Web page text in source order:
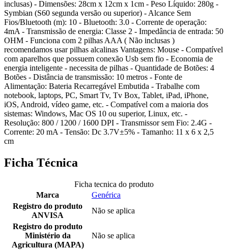
inclusas) - Dimensões: 28cm x 12cm x 1cm - Peso Líquido: 280g -
Symbian (S60 segunda versão ou superior) - Alcance Sem
Fios/Bluetooth (m): 10 - Bluetooth: 3.0 - Corrente de operação:
4mA - Transmissão de energia: Classe 2 - Impedância de entrada: 50
OHM - Funciona com 2 pilhas AAA ( Não inclusas )
recomendamos usar pilhas alcalinas Vantagens: Mouse - Compatível
com aparelhos que possuem conexão Usb sem fio - Economia de
energia inteligente - necessita de pilhas - Quantidade de Botões: 4
Botões - Distância de transmissão: 10 metros - Fonte de
Alimentação: Bateria Recarregável Embutida - Trabalhe com
notebook, laptops, PC, Smart Tv, Tv Box, Tablet, iPad, iPhone,
iOS, Android, vídeo game, etc. - Compatível com a maioria dos
sistemas: Windows, Mac OS 10 ou superior, Linux, etc. -
Resolução: 800 / 1200 / 1600 DPI - Transmissor sem Fio: 2.4G -
Corrente: 20 mA - Tensão: Dc 3.7V±5% - Tamanho: 11 x 6 x 2,5
cm
Ficha Técnica
Ficha tecnica do produto
Marca
Genérica
Registro do produto
ANVISA
Não se aplica
Registro do produto
Ministério da
Agricultura (MAPA)
Não se aplica